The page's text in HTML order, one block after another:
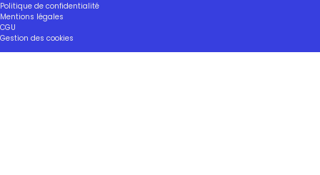
Politique de confidentialité
Mentions légales
CGU
Gestion des cookies